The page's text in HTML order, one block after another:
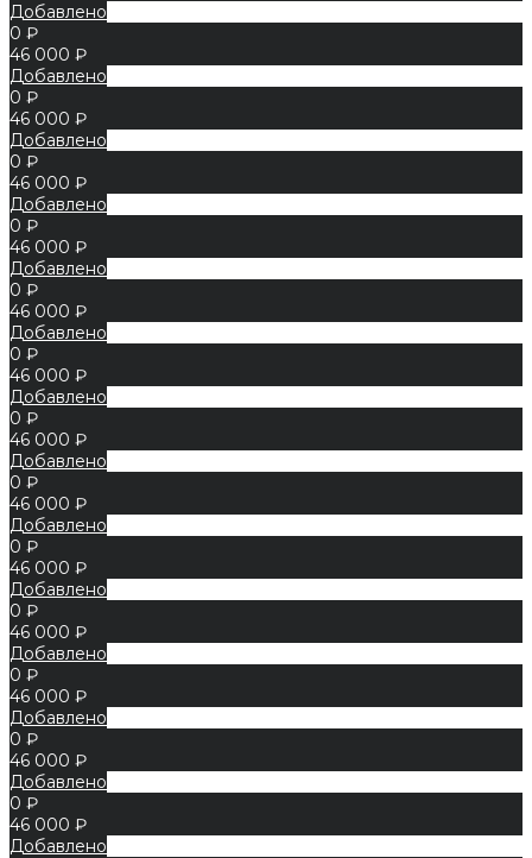
Добавлено
0 ₽
46 000 ₽
Добавлено
0 ₽
46 000 ₽
Добавлено
0 ₽
46 000 ₽
Добавлено
0 ₽
46 000 ₽
Добавлено
0 ₽
46 000 ₽
Добавлено
0 ₽
46 000 ₽
Добавлено
0 ₽
46 000 ₽
Добавлено
0 ₽
46 000 ₽
Добавлено
0 ₽
46 000 ₽
Добавлено
0 ₽
46 000 ₽
Добавлено
0 ₽
46 000 ₽
Добавлено
0 ₽
46 000 ₽
Добавлено
0 ₽
46 000 ₽
Добавлено